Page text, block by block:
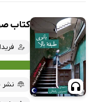
کتاب
نشر